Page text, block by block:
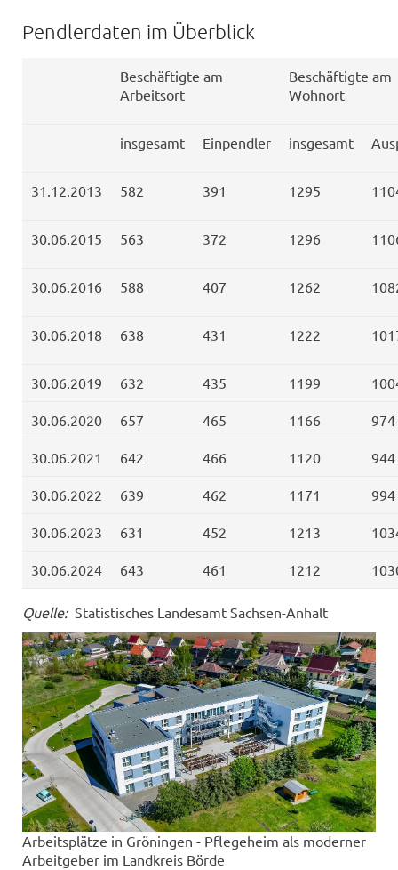
Pendlerdaten im Überblick
Beschäftigte am
Arbeitsort
Beschäftigte am
Wohnort
insgesamt Einpendler insgesamt
31.12.2013 582 391 1295
30.06.2015 563 372 1296
30.06.2016 588 407 1262
30.06.2018 638 431 1222
30.06.2019 632 435 1199
30.06.2020 657 465 1166 974
30.06.2021 642 466 1120 944
30.06.2022 639 462 1171 994
30.06.2023 631 452 1213
30.06.2024 643 461 1212
Quelle: Statistisches Landesamt Sachsen-Anhalt
Arbeitsplätze in Gröningen - Pflegeheim als moderner
Arbeitgeber im Landkreis Börde